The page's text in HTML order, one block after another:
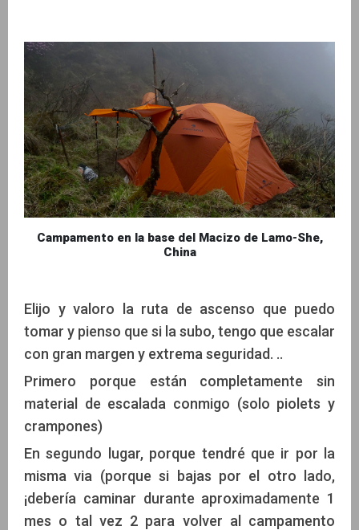
Campamento en la base del Macizo de Lamo-She,
China
Elijo y valoro la ruta de ascenso que puedo
tomar y pienso que si la subo, tengo que escalar
con gran margen y extrema seguridad. ..
Primero porque están completamente sin
material de escalada conmigo (solo piolets y
crampones)
En segundo lugar, porque tendré que ir por la
misma via (porque si bajas por el otro lado,
¡debería caminar durante aproximadamente 1
mes o tal vez 2 para volver al campamento